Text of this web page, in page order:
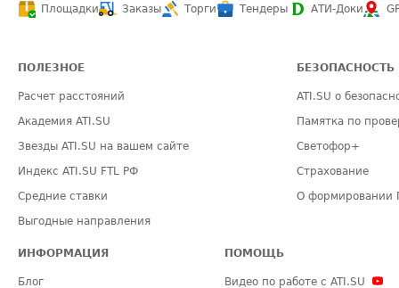
Площадки
Заказы Торги Тендеры АТИ-Доки
ПОЛЕЗНОЕ
Расчет расстояний
Академия ATI.SU
Звезды ATI.SU на вашем сайте
Индекс ATI.SU FTL РФ
Средние ставки
Выгодные направления
БЕЗОПАСНОСТЬ
ATI.SU о
Памятка по
Светофор+
Страхование
О формировании
ИНФОРМАЦИЯ
Блог
ПОМОЩЬ
Видео по работе с ATI.SU